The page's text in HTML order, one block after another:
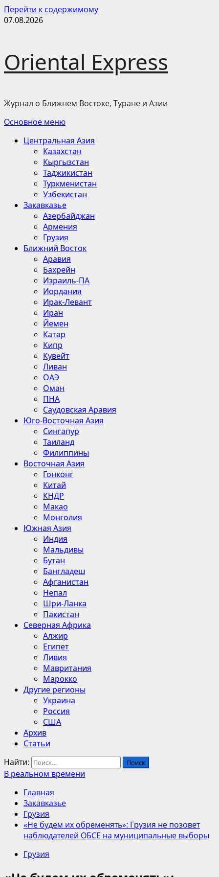
Перейти к содержимому
07.08.2026
Oriental Express
Журнал о Ближнем Востоке, Туране и Азии
Основное меню
Центральная Азия
Казахстан
Кыргызстан
Таджикистан
Туркменистан
Узбекистан
Закавказье
Азербайджан
Армения
Грузия
Ближний Восток
Аравия
Бахрейн
Израиль-ПА
Иордания
Ирак-Левант
Иран
Йемен
Катар
Кипр
Кувейт
Ливан
ОАЭ
Оман
ПНА
Саудовская Аравия
Юго-Восточная Азия
Сингапур
Таиланд
Филиппины
Восточная Азия
Гонконг
Китай
КНДР
Макао
Монголия
Южная Азия
Индия
Мальдивы
Бутан
Бангладеш
Афганистан
Непал
Шри-Ланка
Пакистан
Северная Африка
Алжир
Египет
Ливия
Мавритания
Марокко
Другие регионы
Украина
Россия
США
Архив
Статьи
Найти:
В реальном времени
Главная
Закавказье
Грузия
«Не будем их обременять»: Грузия не позовет
наблюдателей ОБСЕ на муниципальные выборы
Грузия